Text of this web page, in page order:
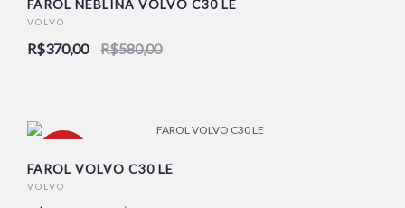
NOVO
FAROL NEBLINA VOLVO C30 LE
VOLVO
R$370,00 R$580,00
FAROL VOLVO C30 LE
VOLVO